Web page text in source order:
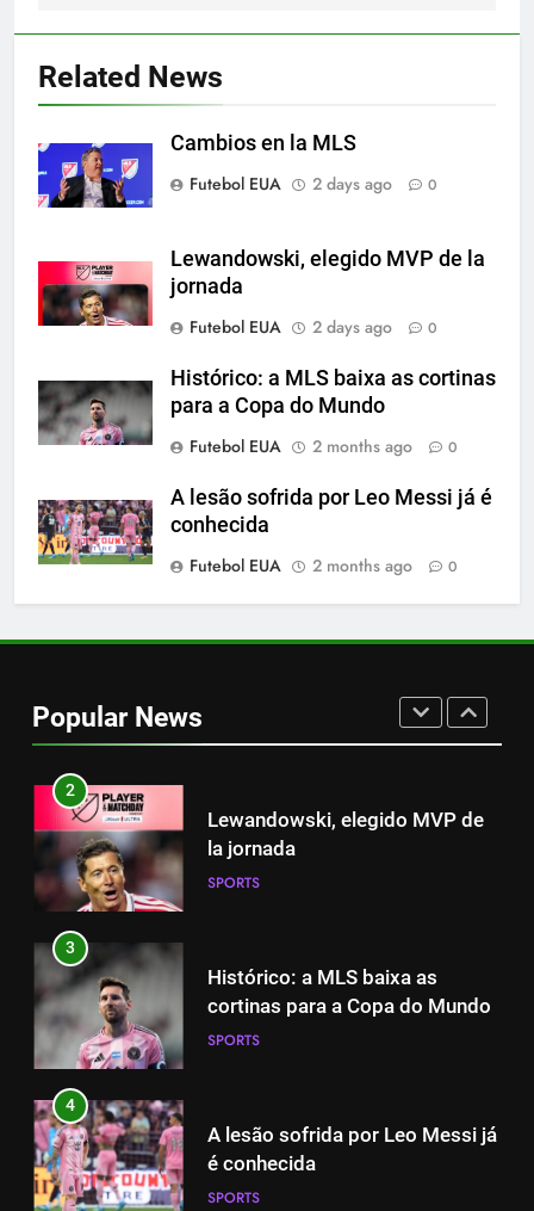
Related News
Cambios en la MLS
Futebol EUA
2 days ago 0
Lewandowski, elegido MVP de la
jornada
Futebol EUA
2 days ago 0
Histórico: a MLS baixa as cortinas
para a Copa do Mundo
Futebol EUA
2 months ago 0
A lesão sofrida por Leo Messi já é
conhecida
Futebol EUA
2 months ago 0
Popular News
Exibição: duas assistências de
Suárez
6
Austin dispensa sua equipe
SPORTS
7
torcedores do Inter Miami
SPORTS
2-0: Messi, como sempre
SPORTS
2
Lewandowski, elegido MVP de
la jornada
SPORTS
3
Histórico: a MLS baixa as
cortinas para a Copa do Mundo
SPORTS
4
A lesão sofrida por Leo Messi já
é conhecida
SPORTS